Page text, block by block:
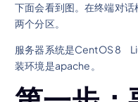
下面会看到图。在终端对
两个分区。
服务器系统是CentOS 8
装环境是apache。